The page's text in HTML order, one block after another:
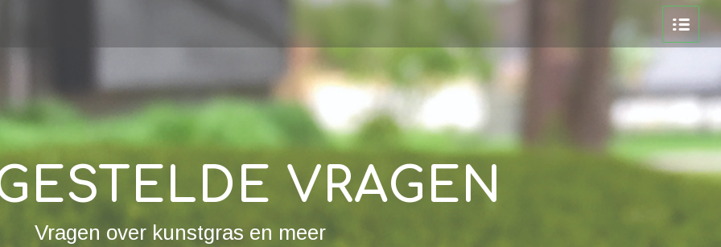
VRAGEN
Vragen over kunstgras en meer